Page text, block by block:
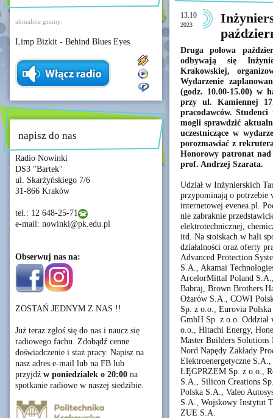
aktualnie gramy:
Limp Bizkit - Behind Blues Eyes
napisz do nas
Radio Nowinki
DS3 "Bartek"
ul. Skarżyńskiego 7/6
31-866 Kraków
tel.: 12 648-25-71
e-mail: nowinki@pk.edu.pl
Obserwuj nas na:
ZOSTAŃ JEDNYM Z NAS !!
Już teraz zgłoś się do nas i naucz się
radiowego fachu. Zdobądź cenne
doświadczenie i staż pracy. Napisz na
nasz adres e-mail lub na FB lub
przyjdź w poniedziałek o 20:00 na
spotkanie radiowe w naszej siedzibie.
13.10
2023
Druga połowa
odbywają się
Krakowskiej,
Wydarzenie
(godz. 10.00-15.00) w
przy ul. Kamiennej
pracodawców.
mogli sprawdzić
uczestniczące w
porozmawiać z
Honorowy patronat
prof. Andrzej Szarata.
Udział w Inżynierskich
przypominają o potrzebie
internetowej evenea.pl.
nie zabraknie
elektrotechnicznej,
itd. Na stoiskach w hali
działalności oraz oferty
Advanced Protection
S.A., Akamai
ArcelorMittal Poland
Babraj, Brown Brothers
Ożarów S.A., COWI
Sp. z o.o., Eurovia
GmbH Sp. z o.o.
o.o., Hitachi Energy,
Master Builders Solutions
Nord Napędy Zakłady
Elektroenergetyczne
ŁĘGPRZEM Sp. z o.o.,
S.A., Silicon Creations
Polska S.A., Valeo
S.A., Wojskowy Instytut
ZUE S.A.